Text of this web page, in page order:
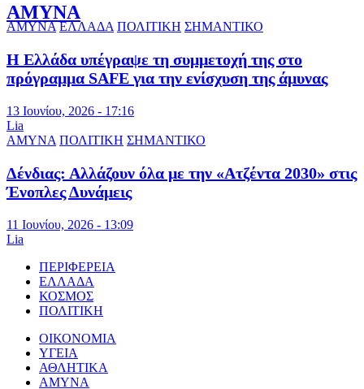
ΑΜΥΝΑ
ΑΜΥΝΑ ΕΛΛΑΔΑ ΠΟΛΙΤΙΚΗ ΣΗΜΑΝΤΙΚΟ
Η Ελλάδα υπέγραψε τη συμμετοχή της στο
πρόγραμμα SAFE για την ενίσχυση της άμυνας
13 Ιουνίου, 2026 - 17:16
Lia
ΑΜΥΝΑ ΠΟΛΙΤΙΚΗ ΣΗΜΑΝΤΙΚΟ
Δένδιας: Αλλάζουν όλα με την «Ατζέντα 2030» στις
Ένοπλες Δυνάμεις
11 Ιουνίου, 2026 - 13:09
Lia
ΠΕΡΙΦΕΡΕΙΑ
ΕΛΛΑΔΑ
ΚΟΣΜΟΣ
ΠΟΛΙΤΙΚΗ
ΟΙΚΟΝΟΜΙΑ
ΥΓΕΙΑ
ΑΘΛΗΤΙΚΑ
ΑΜΥΝΑ